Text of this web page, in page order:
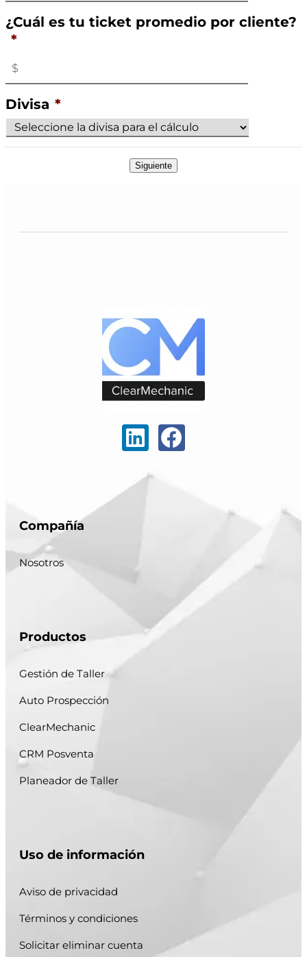
¿Cuál es tu ticket promedio por cliente?
*
Divisa *
Siguiente
Compañía
Nosotros
Productos
Gestión de Taller
Auto Prospección
ClearMechanic
CRM Posventa
Planeador de Taller
Uso de información
Aviso de privacidad
Términos y condiciones
Solicitar eliminar cuenta